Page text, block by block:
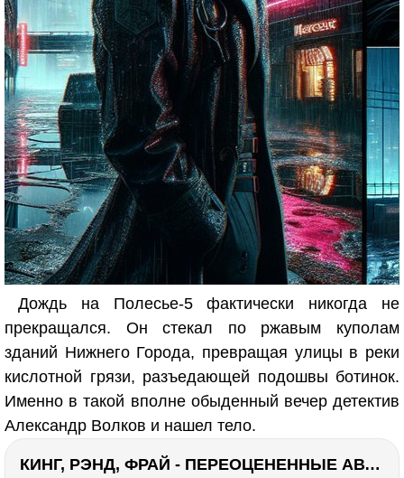
Дождь на Полесье-5 фактически никогда не
прекращался. Он стекал по ржавым куполам
зданий Нижнего Города, превращая улицы в реки
кислотной грязи, разъедающей подошвы ботинок.
Именно в такой вполне обыденный вечер детектив
Александр Волков и нашел тело.
КИНГ, РЭНД, ФРАЙ - ПЕРЕОЦЕНЕННЫЕ АВТОРЫ? ¯\_(ツ)_/¯